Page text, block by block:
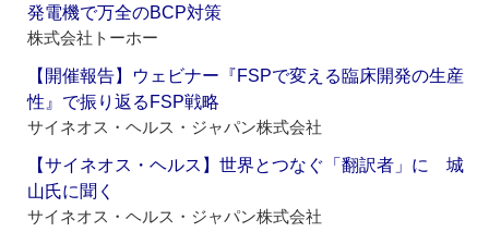
発電機で万全のBCP対策
株式会社トーホー
【開催報告】ウェビナー『FSPで変える臨床開発の生産
性』で振り返るFSP戦略
サイネオス・ヘルス・ジャパン株式会社
【サイネオス・ヘルス】世界とつなぐ「翻訳者」に 城
山氏に聞く
サイネオス・ヘルス・ジャパン株式会社